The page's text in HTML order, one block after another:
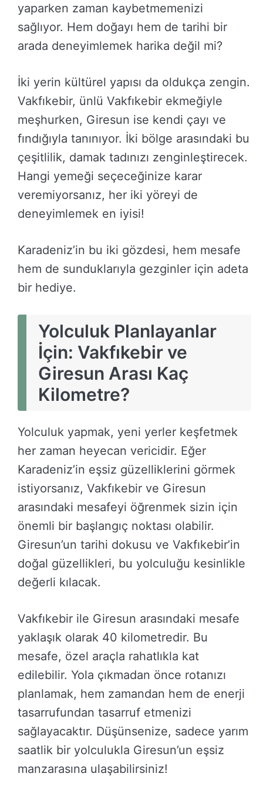
yaparken zaman kaybetmemenizi
sağlıyor. Hem doğayı hem de tarihi bir
arada deneyimlemek harika değil mi?
İki yerin kültürel yapısı da oldukça zengin.
Vakfıkebir, ünlü Vakfıkebir ekmeğiyle
meşhurken, Giresun ise kendi çayı ve
fındığıyla tanınıyor. İki bölge arasındaki bu
çeşitlilik, damak tadınızı zenginleştirecek.
Hangi yemeği seçeceğinize karar
veremiyorsanız, her iki yöreyi de
deneyimlemek en iyisi!
Karadeniz’in bu iki gözdesi, hem mesafe
hem de sunduklarıyla gezginler için adeta
bir hediye.
Yolculuk Planlayanlar
İçin: Vakfıkebir ve
Giresun Arası Kaç
Kilometre?
Yolculuk yapmak, yeni yerler keşfetmek
her zaman heyecan vericidir. Eğer
Karadeniz’in eşsiz güzelliklerini görmek
istiyorsanız, Vakfıkebir ve Giresun
arasındaki mesafeyi öğrenmek sizin için
önemli bir başlangıç noktası olabilir.
Giresun’un tarihi dokusu ve Vakfıkebir’in
doğal güzellikleri, bu yolculuğu kesinlikle
değerli kılacak.
Vakfıkebir ile Giresun arasındaki mesafe
yaklaşık olarak 40 kilometredir. Bu
mesafe, özel araçla rahatlıkla kat
edilebilir. Yola çıkmadan önce rotanızı
planlamak, hem zamandan hem de enerji
tasarrufundan tasarruf etmenizi
sağlayacaktır. Düşünsenize, sadece yarım
saatlik bir yolculukla Giresun’un eşsiz
manzarasına ulaşabilirsiniz!